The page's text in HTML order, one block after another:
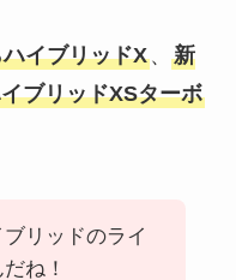
イブリッドX、 新
ブリッドXSターボ
リッドのライ
ね！